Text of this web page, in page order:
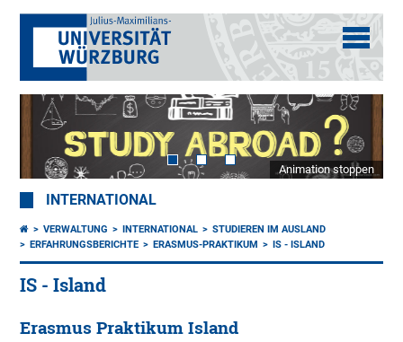
Animation stoppen
INTERNATIONAL
VERWALTUNG INTERNATIONAL
STUDIEREN IM AUSLAND
ERFAHRUNGSBERICHTE
ERASMUS-PRAKTIKUM IS - ISLAND
IS - Island
Erasmus Praktikum Island